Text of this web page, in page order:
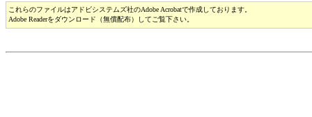
これらのファイルはアドビシステムズ社のAdobe Acrobatで作成しております。
Adobe Readerをダウンロード（無償配布）してご覧下さい。